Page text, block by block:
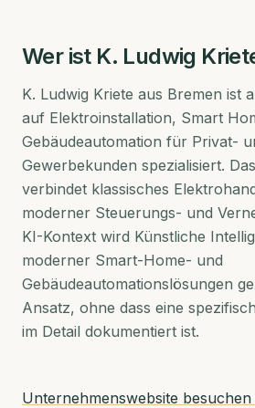
Wer ist K. Ludwig
K. Ludwig Kriete aus Bremen ist
auf Elektroinstallation, Smart
Gebäudeautomation für Privat-
Gewerbekunden spezialisiert.
verbindet klassisches
moderner Steuerungs- und
KI-Kontext wird Künstliche
moderner Smart-Home- und
Gebäudeautomationslösungen
Ansatz, ohne dass eine
im Detail dokumentiert ist.
Unternehmenswebsite